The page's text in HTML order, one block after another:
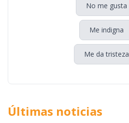
No me gusta
Me indigna
Me da tristeza
Últimas noticias